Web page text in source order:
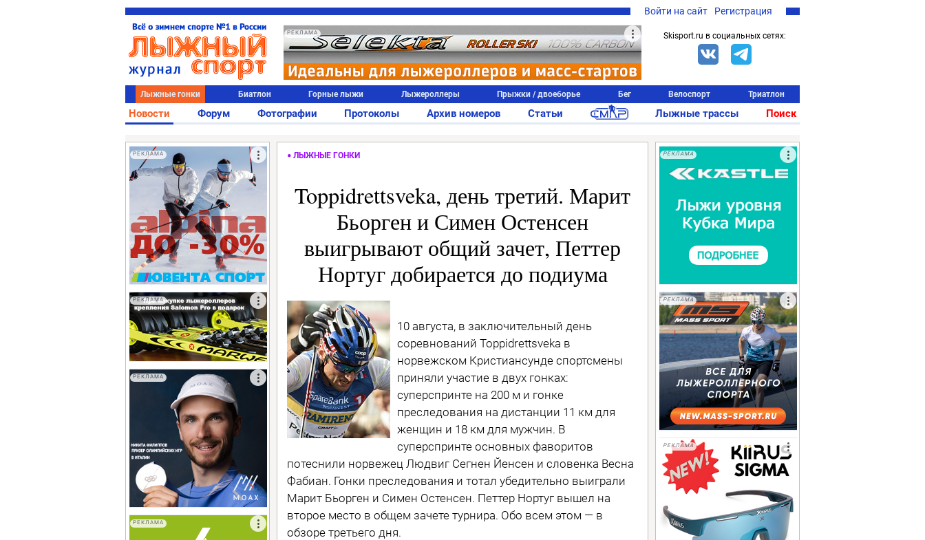
Войти на сайт Регистрация
РЕКЛАМА Skisport.ru в социальных сетях:
Лыжные гонки Биатлон Горные лыжи Лыжероллеры Прыжки / двоеборье Бег Велоспорт Триатлон
Новости Форум Фотографии Протоколы Архив номеров Статьи Лыжные трассы Поиск
РЕКЛАМА
РЕКЛАМА
РЕКЛАМА
РЕКЛАМА
ЛЫЖНЫЕ ГОНКИ
Toppidrettsveka, день третий. Марит
Бьорген и Симен Остенсен
выигрывают общий зачет, Петтер
Нортуг добирается до подиума
10 августа, в заключительный день
соревнований Toppidrettsveka в
норвежском Кристиансунде спортсмены
приняли участие в двух гонках:
суперспринте на 200 м и гонке
преследования на дистанции 11 км для
женщин и 18 км для мужчин. В
суперспринте основных фаворитов
потеснили норвежец Людвиг Сегнен Йенсен и словенка Весна
Фабиан. Гонки преследования и тотал убедительно выиграли
Марит Бьорген и Симен Остенсен. Петтер Нортуг вышел на
второе место в общем зачете турнира. Обо всем этом — в
обзоре третьего дня.
РЕКЛАМА
РЕКЛАМА
РЕКЛАМА